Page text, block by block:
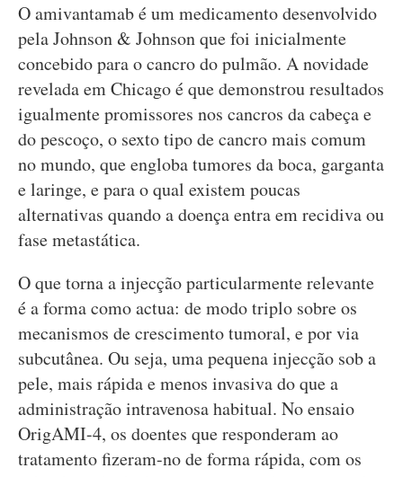
O amivantamab é um medicamento desenvolvido
pela Johnson & Johnson que foi inicialmente
concebido para o cancro do pulmão. A novidade
revelada em Chicago é que demonstrou resultados
igualmente promissores nos cancros da cabeça e
do pescoço, o sexto tipo de cancro mais comum
no mundo, que engloba tumores da boca, garganta
e laringe, e para o qual existem poucas
alternativas quando a doença entra em recidiva ou
fase metastática.
O que torna a injecção particularmente relevante
é a forma como actua: de modo triplo sobre os
mecanismos de crescimento tumoral, e por via
subcutânea. Ou seja, uma pequena injecção sob a
pele, mais rápida e menos invasiva do que a
administração intravenosa habitual. No ensaio
OrigAMI-4, os doentes que responderam ao
tratamento fizeram-no de forma rápida, com os